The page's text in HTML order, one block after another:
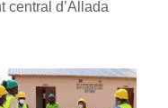
central d’Allada